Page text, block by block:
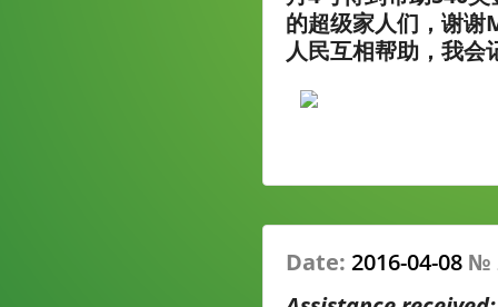
的超级家人们，谢
人民互相帮助，我会
Date: 2016-04-08 №